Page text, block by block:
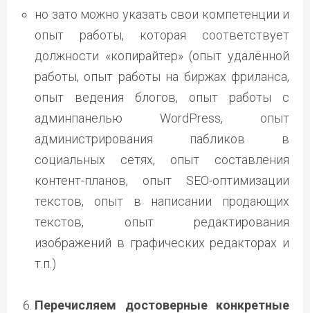
но зато можно указать свои компетенции и
опыт работы, которая соответствует
должности «копирайтер» (опыт удалённой
работы, опыт работы на биржах фриланса,
опыт ведения блогов, опыт работы с
админпанелью WordPress, опыт
администрирования пабликов в
социальных сетях, опыт составления
контент-планов, опыт SEO-оптимизации
текстов, опыт в написании продающих
текстов, опыт редактирования
изображений в графических редакторах и
т.п.)
Перечисляем достоверные конкретные